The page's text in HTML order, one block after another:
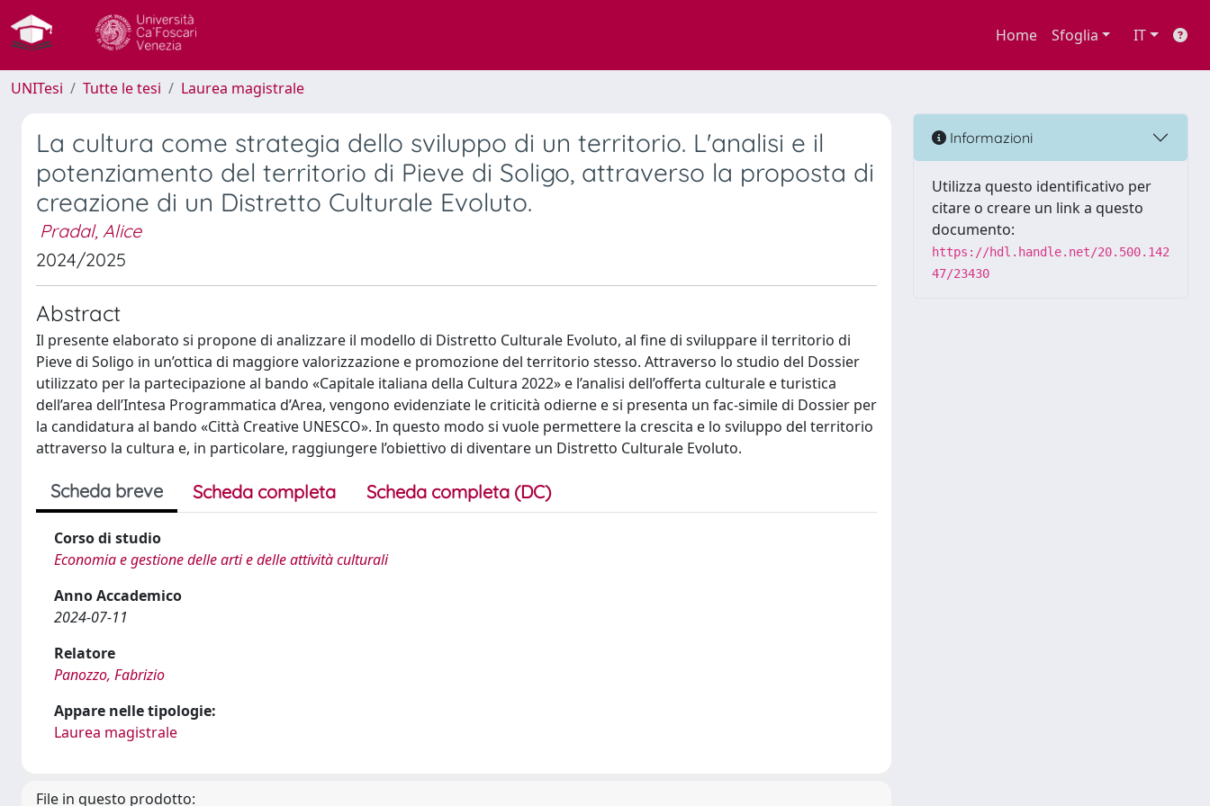
Home Sfoglia IT
UNITesi Tutte le tesi Laurea magistrale
La cultura come strategia dello sviluppo di un territorio. L'analisi e il
potenziamento del territorio di Pieve di Soligo, attraverso la proposta di
creazione di un Distretto Culturale Evoluto.
Pradal, Alice
2024/2025
Abstract
Il presente elaborato si propone di analizzare il modello di Distretto Culturale Evoluto, al fine di sviluppare il territorio di
Pieve di Soligo in un’ottica di maggiore valorizzazione e promozione del territorio stesso. Attraverso lo studio del Dossier
utilizzato per la partecipazione al bando «Capitale italiana della Cultura 2022» e l’analisi dell’offerta culturale e turistica
dell’area dell’Intesa Programmatica d’Area, vengono evidenziate le criticità odierne e si presenta un fac-simile di Dossier per
la candidatura al bando «Città Creative UNESCO». In questo modo si vuole permettere la crescita e lo sviluppo del territorio
attraverso la cultura e, in particolare, raggiungere l’obiettivo di diventare un Distretto Culturale Evoluto.
Scheda breve Scheda completa Scheda completa (DC)
Corso di studio
Economia e gestione delle arti e delle attività culturali
Anno Accademico
2024-07-11
Relatore
Panozzo, Fabrizio
Appare nelle tipologie:
Laurea magistrale
File in questo prodotto:
Informazioni
Utilizza questo identificativo per
citare o creare un link a questo
documento:
https://hdl.handle.net/20.500.142
47/23430